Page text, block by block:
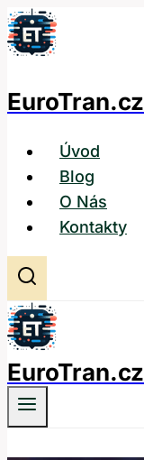
Přeskočit
na
EuroTran.cz
Úvod
Blog
O Nás
Kontakty
EuroTran.cz